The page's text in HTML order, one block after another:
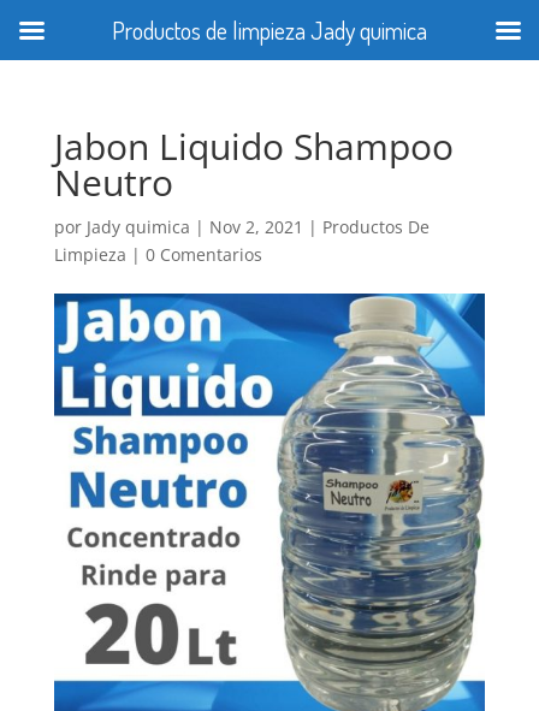
Jabon Liquido Shampoo
Neutro
por Jady quimica | Nov 2, 2021 | Productos De
Limpieza | 0 Comentarios
Productos de limpieza Jady quimica